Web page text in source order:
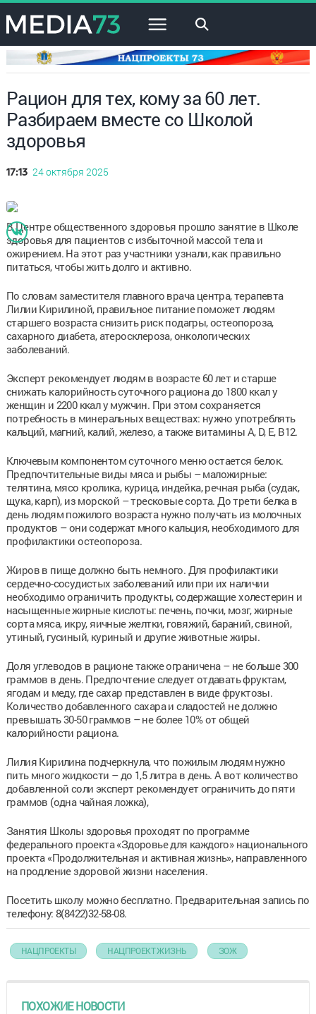
×
Рацион для тех, кому за 60 лет.
Разбираем вместе со Школой
здоровья
17:13 24 октября 2025
В Центре общественного здоровья прошло занятие в Школе
здоровья для пациентов с избыточной массой тела и
ожирением. На этот раз участники узнали, как правильно
питаться, чтобы жить долго и активно.
По словам заместителя главного врача центра, терапевта
Лилии Кирилиной, правильное питание поможет людям
старшего возраста снизить риск подагры, остеопороза,
сахарного диабета, атеросклероза, онкологических
заболеваний.
Эксперт рекомендует людям в возрасте 60 лет и старше
снижать калорийность суточного рациона до 1800 ккал у
женщин и 2200 ккал у мужчин. При этом сохраняется
потребность в минеральных веществах: нужно употреблять
кальций, магний, калий, железо, а также витамины А, D, Е, В12.
Ключевым компонентом суточного меню остается белок.
Предпочтительные виды мяса и рыбы – маложирные:
телятина, мясо кролика, курица, индейка, речная рыба (судак,
щука, карп), из морской – тресковые сорта. До трети белка в
день людям пожилого возраста нужно получать из молочных
продуктов – они содержат много кальция, необходимого для
профилактики остеопороза.
Жиров в пище должно быть немного. Для профилактики
сердечно-сосудистых заболеваний или при их наличии
необходимо ограничить продукты, содержащие холестерин и
насыщенные жирные кислоты: печень, почки, мозг, жирные
сорта мяса, икру, яичные желтки, говяжий, бараний, свиной,
утиный, гусиный, куриный и другие животные жиры.
Доля углеводов в рационе также ограничена – не больше 300
граммов в день. Предпочтение следует отдавать фруктам,
ягодам и меду, где сахар представлен в виде фруктозы.
Количество добавленного сахара и сладостей не должно
превышать 30-50 граммов – не более 10% от общей
калорийности рациона.
Лилия Кирилина подчеркнула, что пожилым людям нужно
пить много жидкости – до 1,5 литра в день. А вот количество
добавленной соли эксперт рекомендует ограничить до пяти
граммов (одна чайная ложка),
Занятия Школы здоровья проходят по программе
федерального проекта «Здоровье для каждого» национального
проекта «Продолжительная и активная жизнь», направленного
на продление здоровой жизни населения.
Посетить школу можно бесплатно. Предварительная запись по
телефону: 8(8422)32-58-08.
НАЦПРОЕКТЫ НАЦПРОЕКТ ЖИЗНЬ ЗОЖ
ПОХОЖИЕ НОВОСТИ